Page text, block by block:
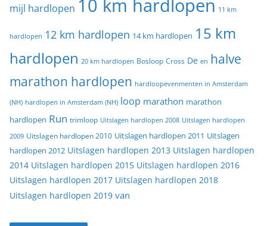
mijl hardlopen 10 km hardlopen 11 km
hardlopen 12 km hardlopen 14 km hardlopen 15 km
hardlopen 20 km hardlopen Bosloop Cross De en halve
marathon hardlopen hardloopevenmenten in Amsterdam
(NH) hardlopen in Amsterdam (NH) loop marathon marathon
hardlopen Run trimloop Uitslagen hardlopen 2008 Uitslagen hardlopen
2009 Uitslagen hardlopen 2010 Uitslagen hardlopen 2011 Uitslagen
hardlopen 2012 Uitslagen hardlopen 2013 Uitslagen hardlopen
2014 Uitslagen hardlopen 2015 Uitslagen hardlopen 2016
Uitslagen hardlopen 2017 Uitslagen hardlopen 2018
Uitslagen hardlopen 2019 van